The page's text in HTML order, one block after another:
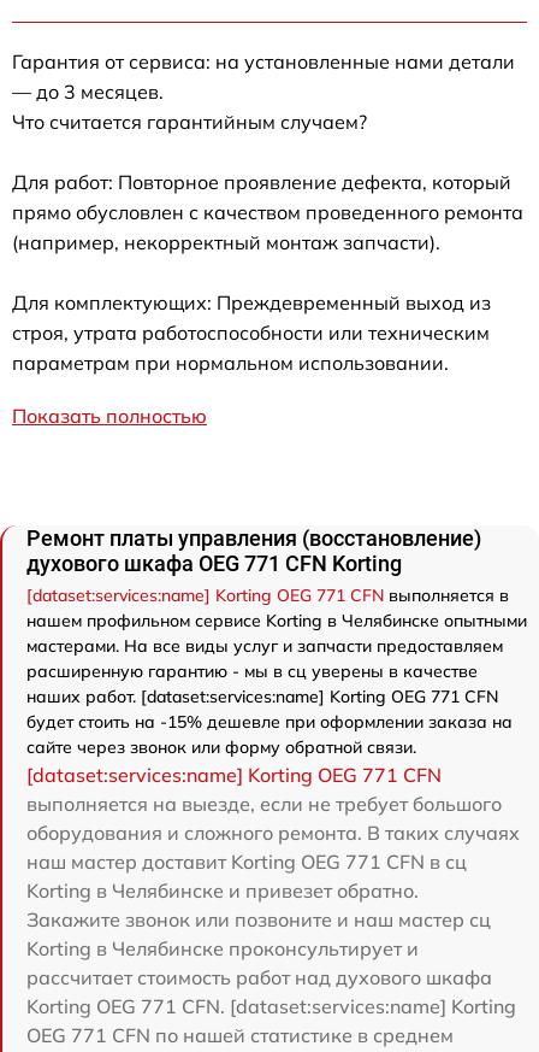
Гарантия от сервиса: на установленные нами детали
— до 3 месяцев.
Что считается гарантийным случаем?
Для работ: Повторное проявление дефекта, который
прямо обусловлен с качеством проведенного ремонта
(например, некорректный монтаж запчасти).
Для комплектующих: Преждевременный выход из
строя, утрата работоспособности или техническим
параметрам при нормальном использовании.
Показать полностью
Ремонт платы управления (восстановление)
духового шкафа OEG 771 CFN Korting
[dataset:services:name] Korting OEG 771 CFN выполняется в
нашем профильном сервисе Korting в Челябинске опытными
мастерами. На все виды услуг и запчасти предоставляем
расширенную гарантию - мы в сц уверены в качестве
наших работ. [dataset:services:name] Korting OEG 771 CFN
будет стоить на -15% дешевле при оформлении заказа на
сайте через звонок или форму обратной связи.
[dataset:services:name] Korting OEG 771 CFN
выполняется на выезде, если не требует большого
оборудования и сложного ремонта. В таких случаях
наш мастер доставит Korting OEG 771 CFN в сц
Korting в Челябинске и привезет обратно.
Закажите звонок или позвоните и наш мастер сц
Korting в Челябинске проконсультирует и
рассчитает стоимость работ над духового шкафа
Korting OEG 771 CFN. [dataset:services:name] Korting
OEG 771 CFN по нашей статистике в среднем